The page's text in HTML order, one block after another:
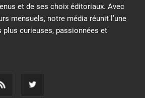
et de ses choix éditoriaux. Avec
mensuels, notre média réunit l’une
curieuses, passionnées et